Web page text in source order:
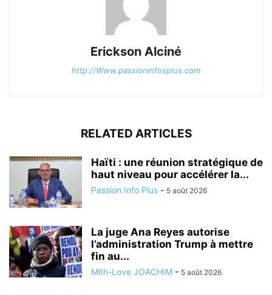
Erickson Alciné
http://Www.passioninfosplus.com
RELATED ARTICLES
Haïti : une réunion stratégique de
haut niveau pour accélérer la...
Passion Info Plus - 5 août 2026
La juge Ana Reyes autorise
l’administration Trump à mettre
fin au...
Mith-Love JOACHIM - 5 août 2026